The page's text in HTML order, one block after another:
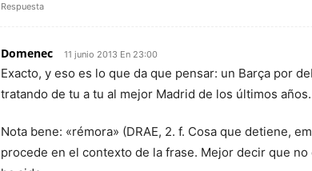
Respuesta
Domenec 11 junio 2013 En 23:00
Exacto, y eso es lo que da que pensar: un Barça por
tratando de tu a tu al mejor Madrid de los últimos años.
Nota bene: «rémora» (DRAE, 2. f. Cosa que detiene,
procede en el contexto de la frase. Mejor decir que